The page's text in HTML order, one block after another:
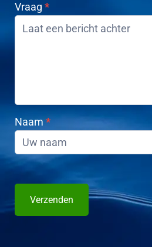
Contact
opnemen
Vraag *
Naam *
Verzenden